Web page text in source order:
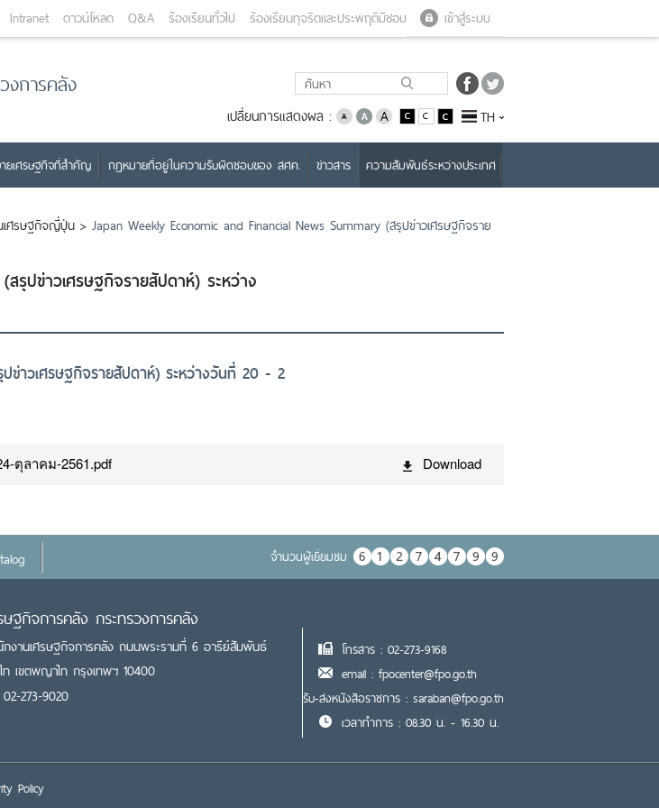
เข้าสู่ระบบ
Intranet ดาวน์โหลด Q&A ร้องเรียนทั่วไป ร้องเรียนทุจริตและประพฤติมิชอบ
งการคลัง
เปลี่ยนการแสดงผล : TH
ยเศรษฐกิจที่สำคัญ กฎหมายที่อยู่ในความรับผิดชอบของ สศค. ข่าวสาร ความสัมพันธ์ระหว่างประเทศ
เศรษฐกิจญี่ปุ่น > Japan Weekly Economic and Financial News Summary (สรุปข่าวเศรษฐกิจราย
รุปข่าวเศรษฐกิจรายสัปดาห์) ระหว่าง
ข่าวเศรษฐกิจรายสัปดาห์) ระหว่างวันที่ 20 - 2
ตุลาคม-2561.pdf Download
จำนวนผู้เยื่ยมชม
ษฐกิจการคลัง กระทรวงการคลัง
งานเศรษฐกิจการคลัง ถนนพระรามที่ 6 อารีย์สัมพันธ์
เขตพญาไท กรุงเทพฯ 10400
273-9020
โทรสาร : 02-273-9168
email : fpocenter@fpo.go.th
รับ-ส่งหนังสือราชการ : saraban@fpo.go.th
เวลาทำการ : 08.30 น. - 16.30 น.
Policy